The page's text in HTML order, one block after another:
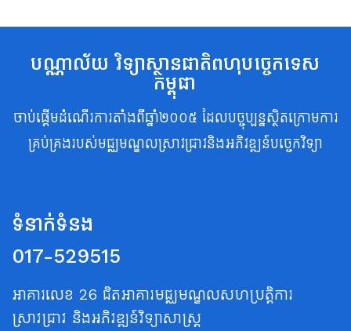
បណ្ណាល័យ វិទ្យាស្ថានជាតិពហុបច្ចេកទេស
កម្ពុជា
ចាប់ផ្តើមដំណើរការតាំងពីឆ្នាំ២០០៥ ដែលបច្ចុប្បន្នស្ថិតក្រោមការ
គ្រប់គ្រងរបស់មជ្ឈមណ្ឌលស្រាវជ្រាវនិងអភិវឌ្ឍន៍បច្ចេកវិទ្យា
ទំនាក់ទំនង
017-529515
អាគារលេខ 26 ជិតអាគារមជ្ឈមណ្ឌលសហប្រត្តិការ
ស្រាវជ្រាវ និងអភិវឌ្ឍន៍វិទ្យាសាស្ត្រ